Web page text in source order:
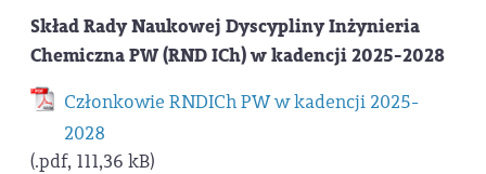
Skład Rady Naukowej Dyscypliny Inżynieria
Chemiczna PW (RND ICh) w kadencji 2025-2028
Członkowie RNDICh PW w kadencji 2025-
2028
(.pdf, 111,36 kB)